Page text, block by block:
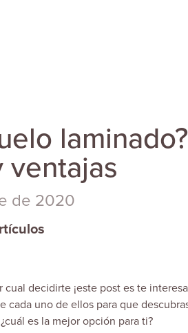
laminado?
ventajas
de 2020
decidirte ¡este post es te
cada uno de ellos para que
es la mejor opción para ti?